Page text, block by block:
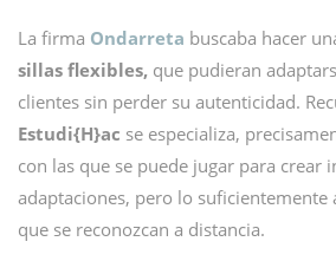
La firma Ondarreta buscaba hacer
sillas flexibles, que pudieran
clientes sin perder su autenticidad.
Estudi{H}ac se especializa,
con las que se puede jugar para crear
adaptaciones, pero lo suficientemente
que se reconozcan a distancia.